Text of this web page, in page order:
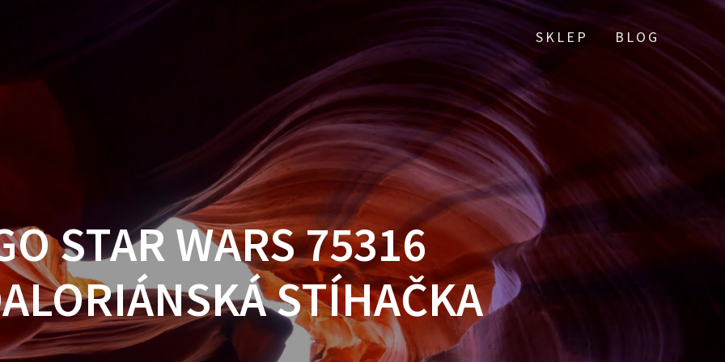
SKLEP BLOG
STAR WARS 75316
STÍHAČKA